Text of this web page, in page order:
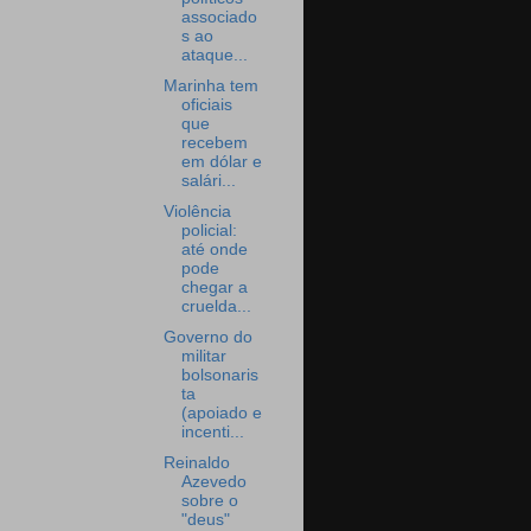
associado
s ao
ataque...
Marinha tem
oficiais
que
recebem
em dólar e
salári...
Violência
policial:
até onde
pode
chegar a
cruelda...
Governo do
militar
bolsonaris
ta
(apoiado e
incenti...
Reinaldo
Azevedo
sobre o
"deus"